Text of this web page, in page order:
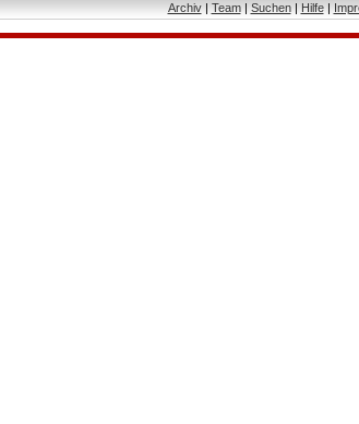
Archiv| Team| Suchen| Hilfe|